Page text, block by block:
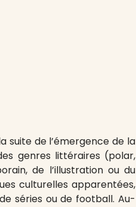
suite de l’émergence de la
genres littéraires (polar,
de l’illustration ou du
culturelles apparentées,
séries ou de football. Au-